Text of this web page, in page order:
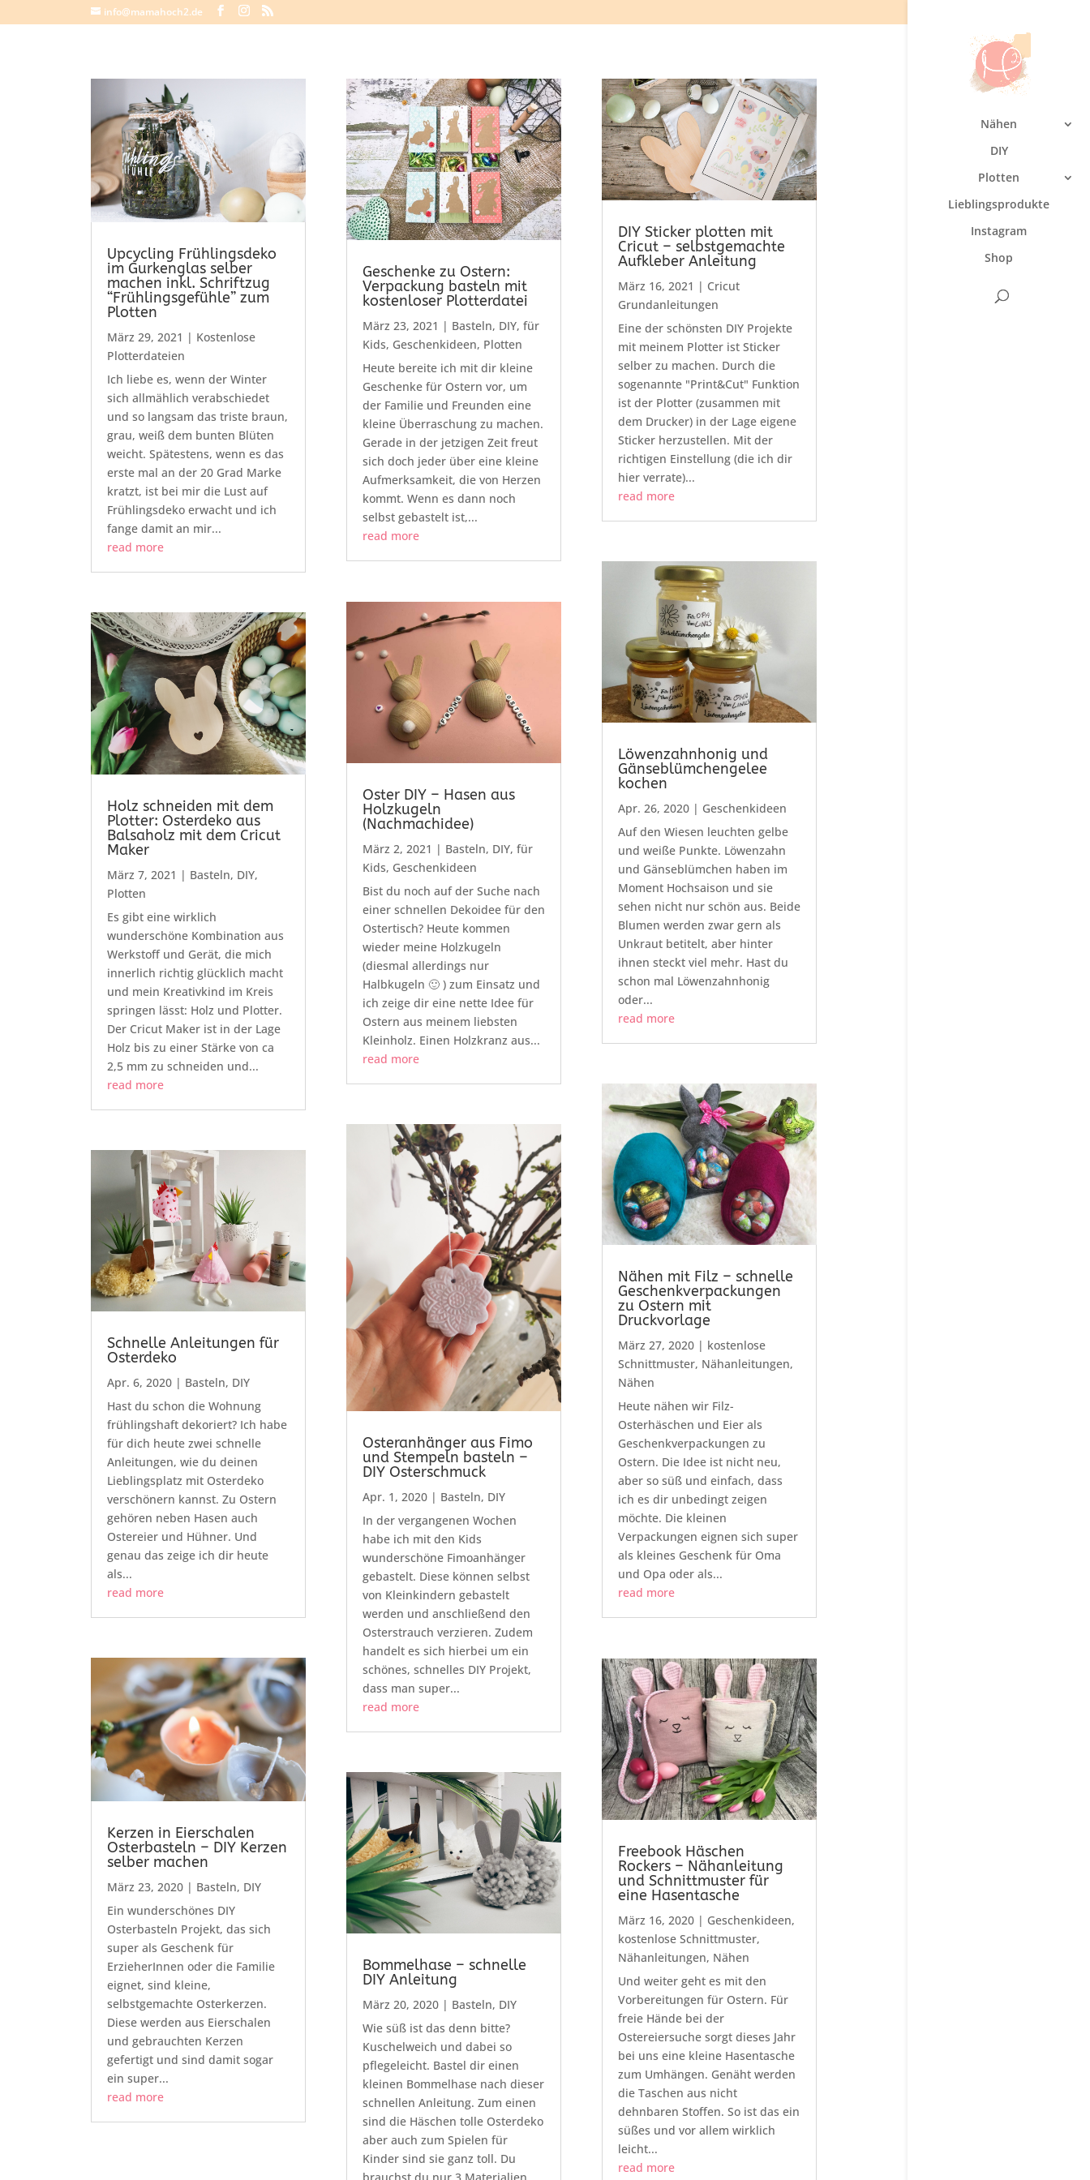
info@mamahoch2.de
Nähen
DIY
Plotten
Lieblingsprodukte
Instagram
Shop
Upcycling Frühlingsdeko
im Gurkenglas selber
machen inkl. Schriftzug
“Frühlingsgefühle” zum
Plotten
März 29, 2021 | Kostenlose
Plotterdateien
Ich liebe es, wenn der Winter
sich allmählich verabschiedet
und so langsam das triste braun,
grau, weiß dem bunten Blüten
weicht. Spätestens, wenn es das
erste mal an der 20 Grad Marke
kratzt, ist bei mir die Lust auf
Frühlingsdeko erwacht und ich
fange damit an mir...
read more
Holz schneiden mit dem
Plotter: Osterdeko aus
Balsaholz mit dem Cricut
Maker
März 7, 2021 | Basteln, DIY,
Plotten
Es gibt eine wirklich
wunderschöne Kombination aus
Werkstoff und Gerät, die mich
innerlich richtig glücklich macht
und mein Kreativkind im Kreis
springen lässt: Holz und Plotter.
Der Cricut Maker ist in der Lage
Holz bis zu einer Stärke von ca
2,5 mm zu schneiden und...
read more
Schnelle Anleitungen für
Osterdeko
Apr. 6, 2020| Basteln, DIY
Hast du schon die Wohnung
frühlingshaft dekoriert? Ich habe
für dich heute zwei schnelle
Anleitungen, wie du deinen
Lieblingsplatz mit Osterdeko
verschönern kannst. Zu Ostern
gehören neben Hasen auch
Ostereier und Hühner. Und
genau das zeige ich dir heute
als...
read more
Kerzen in Eierschalen
Osterbasteln – DIY Kerzen
selber machen
März 23, 2020| Basteln, DIY
Ein wunderschönes DIY
Osterbasteln Projekt, das sich
super als Geschenk für
ErzieherInnen oder die Familie
eignet, sind kleine,
selbstgemachte Osterkerzen.
Diese werden aus Eierschalen
und gebrauchten Kerzen
gefertigt und sind damit sogar
ein super...
read more
Geschenke zu Ostern:
Verpackung basteln mit
kostenloser Plotterdatei
März 23, 2021 | Basteln, DIY, für
Kids, Geschenkideen, Plotten
Heute bereite ich mit dir kleine
Geschenke für Ostern vor, um
der Familie und Freunden eine
kleine Überraschung zu machen.
Gerade in der jetzigen Zeit freut
sich doch jeder über eine kleine
Aufmerksamkeit, die von Herzen
kommt. Wenn es dann noch
selbst gebastelt ist,...
read more
Oster DIY – Hasen aus
Holzkugeln
(Nachmachidee)
März 2, 2021 | Basteln, DIY, für
Kids, Geschenkideen
Bist du noch auf der Suche nach
einer schnellen Dekoidee für den
Ostertisch? Heute kommen
wieder meine Holzkugeln
(diesmal allerdings nur
Halbkugeln 🙂 ) zum Einsatz und
ich zeige dir eine nette Idee für
Ostern aus meinem liebsten
Kleinholz. Einen Holzkranz aus...
read more
Osteranhänger aus Fimo
und Stempeln basteln –
DIY Osterschmuck
Apr. 1, 2020| Basteln, DIY
In der vergangenen Wochen
habe ich mit den Kids
wunderschöne Fimoanhänger
gebastelt. Diese können selbst
von Kleinkindern gebastelt
werden und anschließend den
Osterstrauch verzieren. Zudem
handelt es sich hierbei um ein
schönes, schnelles DIY Projekt,
dass man super...
read more
Bommelhase – schnelle
DIY Anleitung
März 20, 2020| Basteln, DIY
Wie süß ist das denn bitte?
Kuschelweich und dabei so
pflegeleicht. Bastel dir einen
kleinen Bommelhase nach dieser
schnellen Anleitung. Zum einen
sind die Häschen tolle Osterdeko
aber auch zum Spielen für
Kinder sind sie ganz toll. Du
DIY Sticker plotten mit
Cricut – selbstgemachte
Aufkleber Anleitung
März 16, 2021 | Cricut
Grundanleitungen
Eine der schönsten DIY Projekte
mit meinem Plotter ist Sticker
selber zu machen. Durch die
sogenannte "Print&Cut" Funktion
ist der Plotter (zusammen mit
dem Drucker) in der Lage eigene
Sticker herzustellen. Mit der
richtigen Einstellung (die ich dir
hier verrate)...
read more
Löwenzahnhonig und
Gänseblümchengelee
kochen
Apr. 26, 2020| Geschenkideen
Auf den Wiesen leuchten gelbe
und weiße Punkte. Löwenzahn
und Gänseblümchen haben im
Moment Hochsaison und sie
sehen nicht nur schön aus. Beide
Blumen werden zwar gern als
Unkraut betitelt, aber hinter
ihnen steckt viel mehr. Hast du
schon mal Löwenzahnhonig
oder...
read more
Nähen mit Filz – schnelle
Geschenkverpackungen
zu Ostern mit
Druckvorlage
März 27, 2020| kostenlose
Schnittmuster, Nähanleitungen,
Nähen
Heute nähen wir Filz-
Osterhäschen und Eier als
Geschenkverpackungen zu
Ostern. Die Idee ist nicht neu,
aber so süß und einfach, dass
ich es dir unbedingt zeigen
möchte. Die kleinen
Verpackungen eignen sich super
als kleines Geschenk für Oma
und Opa oder als...
read more
Freebook Häschen
Rockers – Nähanleitung
und Schnittmuster für
eine Hasentasche
März 16, 2020| Geschenkideen,
kostenlose Schnittmuster,
Nähanleitungen, Nähen
Und weiter geht es mit den
Vorbereitungen für Ostern. Für
freie Hände bei der
Ostereiersuche sorgt dieses Jahr
bei uns eine kleine Hasentasche
zum Umhängen. Genäht werden
die Taschen aus nicht
dehnbaren Stoffen. So ist das ein
süßes und vor allem wirklich
leicht...
read more